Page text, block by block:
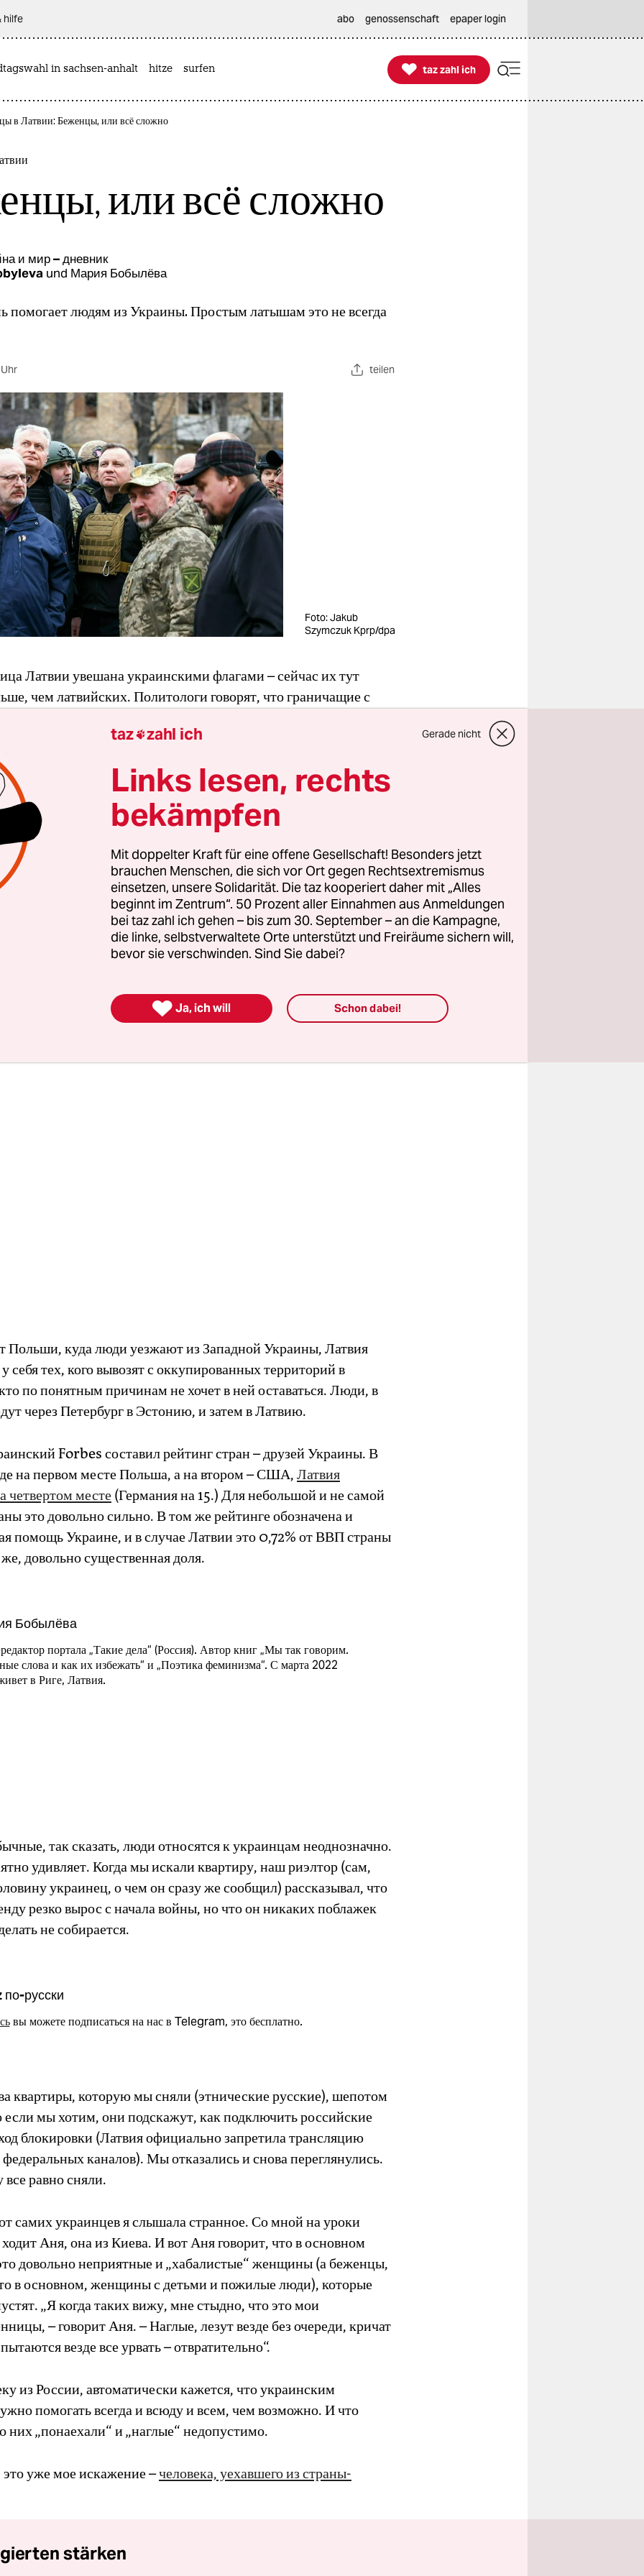
hilfe abo genossenschaft epaper login
in sachsen-anhalt hitze surfen 
taz zahl ich
taz zahl ich
в Латвии: Беженцы, или всё сложно
или всё сложно
и мир – дневник
und Мария Бобылёва
помогает людям из Украины. Простым латышам это не всегда
teilen
Foto: Jakub
Szymczuk Kprp/dpa
Латвии увешана украинскими флагами – сейчас их тут
чем латвийских. Политологи говорят, что граничащие с
Украине сильнее, чем страны Западной Европы.
und Frieden – ein Tagebuch
taz glaubt an das Recht auf Information. Damit möglichst viele
von den Auswirkungen des Kriegs in der Ukraine lesen
veröffentlich sie die Texte der Kolumne „Krieg und
auch auf Russisch.Hier finden sie die Kolumne auf
в Министерстве внутренних дел, а многие остаются в
и затем едут дальше через Литву в другие страны Европы,
Польши, куда люди уезжают из Западной Украины, Латвия
себя тех, кого вывозят с оккупированных территорий в
по понятным причинам не хочет в ней оставаться. Люди, в
через Петербург в Эстонию, и затем в Латвию.
Forbes составил рейтинг стран – друзей Украины. В
на первом месте Польша, а на втором – США, Латвия
четвертом месте (Германия на 15.) Для небольшой и не самой
это довольно сильно. В том же рейтинге обозначена и
помощь Украине, и в случае Латвии это 0,72% от ВВП страны
довольно существенная доля.
Бобылёва
портала „Такие дела“ (Россия). Автор книг „Мы так говорим.
слова и как их избежать“ и „Поэтика феминизма“. С марта 2022
в Риге, Латвия.
так сказать, люди относятся к украинцам неоднозначно.
удивляет. Когда мы искали квартиру, наш риэлтор (сам,
украинец, о чем он сразу же сообщил) рассказывал, что
резко вырос с начала войны, но что он никаких поблажек
не собирается.
по-русски
вы можете подписаться на нас в Telegram, это бесплатно.
квартиры, которую мы сняли (этнические русские), шепотом
если мы хотим, они подскажут, как подключить российские
блокировки (Латвия официально запретила трансляцию
каналов). Мы отказались и снова переглянулись.
равно сняли.
самих украинцев я слышала странное. Со мной на уроки
Аня, она из Киева. И вот Аня говорит, что в основном
довольно неприятные и „хабалистые“ женщины (а беженцы,
в основном, женщины с детьми и пожилые люди), которые
„Я когда таких вижу, мне стыдно, что это мои
– говорит Аня. – Наглые, лезут везде без очереди, кричат
везде все урвать – отвратительно“.
из России, автоматически кажется, что украинским
помогать всегда и всюду и всем, чем возможно. И что
них „понаехали“ и „наглые“ недопустимо.
уже мое искажение –человека, уехавшего из страны-
stärken
taz zahl ich Gerade nicht
Links lesen, rechts
bekämpfen
Mit doppelter Kraft für eine offene Gesellschaft! Besonders jetzt
brauchen Menschen, die sich vor Ort gegen Rechtsextremismus
einsetzen, unsere Solidarität. Die taz kooperiert daher mit „Alles
beginnt im Zentrum“. 50 Prozent aller Einnahmen aus Anmeldungen
bei taz zahl ich gehen – bis zum 30. September – an die Kampagne,
die linke, selbstverwaltete Orte unterstützt und Freiräume sichern will,
bevor sie verschwinden. Sind Sie dabei?
 Ja, ich will Schon dabei!